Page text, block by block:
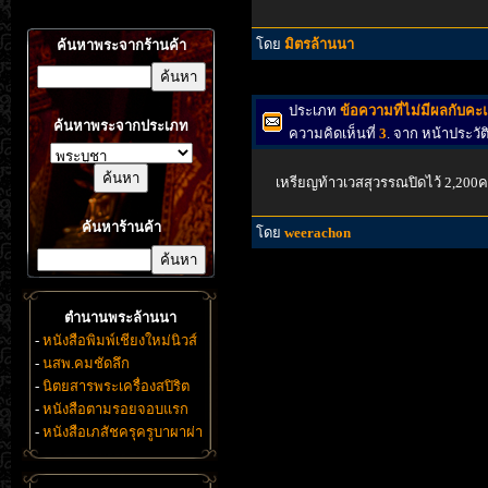
ค้นหาพระจากร้านค้า
ค้นหาพระจากประเภท
ค้นหาร้านค้า
ตำนานพระล้านนา
- หนังสือพิมพ์เชียงใหม่นิวส์
- นสพ.คมชัดลึก
- นิตยสารพระเครื่องสปิริต
- หนังสือตามรอยจอบแรก
- หนังสือเภสัชครุครูบาผาผ่า
โดย มิตรล้านนา
ประเภท ข้อความที่ไม่มีผลกับคะ
ความคิดเห็นที่ 3. จาก หน้าประวั
เหรียญท้าวเวสสุวรรณปิดไว้ 2,200
โดย weerachon